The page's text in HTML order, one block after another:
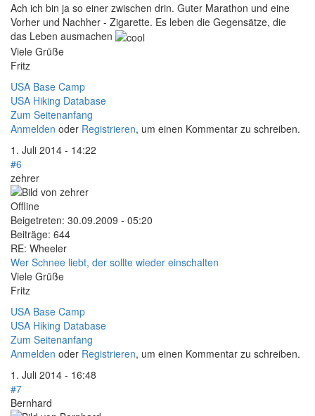
Ach ich bin ja so einer zwischen drin. Guter Marathon und eine
Vorher und Nachher - Zigarette. Es leben die Gegensätze, die
das Leben ausmachen
Viele Grüße
Fritz
USA Base Camp
USA Hiking Database
Zum Seitenanfang
Anmelden oder Registrieren, um einen Kommentar zu schreiben.
1. Juli 2014 - 14:22
#6
zehrer
Offline
Beigetreten: 30.09.2009 - 05:20
Beiträge: 644
RE: Wheeler
Wer Schnee liebt, der sollte wieder einschalten
Viele Grüße
Fritz
USA Base Camp
USA Hiking Database
Zum Seitenanfang
Anmelden oder Registrieren, um einen Kommentar zu schreiben.
1. Juli 2014 - 16:48
#7
Bernhard